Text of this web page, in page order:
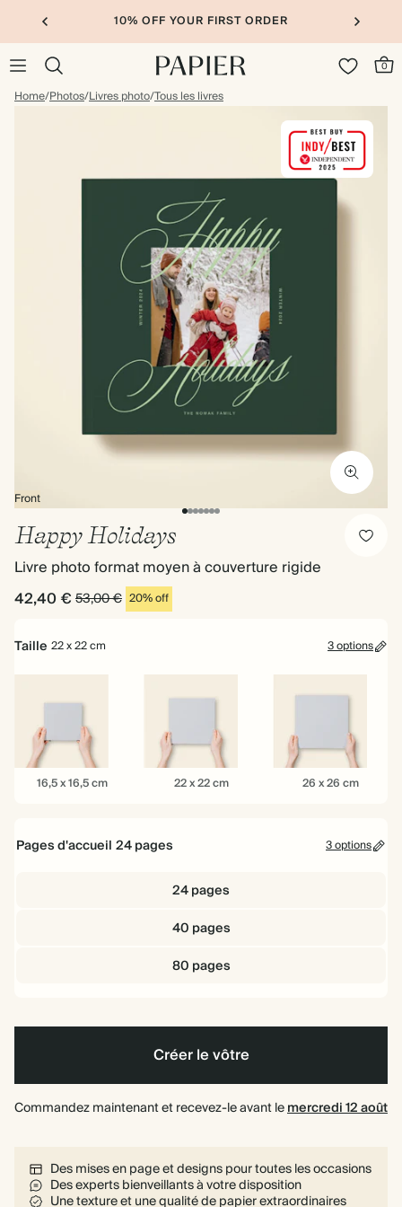
10% OFF YOUR FIRST ORDER
0
Home/Photos/Livres photo/Tous les livres
Front
Happy Holidays
Livre photo format moyen à couverture rigide
42,40 € 53,00 € 20% off
Taille 22 x 22 cm 3 options
16,516,5 x 16,5 cm 22 22 x 22 cm 26 26 x 26 cm
Pages d'accueil 24pages 3 options
24 pages
40 pages
80 pages
Créer le vôtre
Commandez maintenant et recevez-le avant lemercredi 12 août
Des mises en page et designs pour toutes les occasions
Des experts bienveillants à votre disposition
Une texture et une qualité de papier extraordinaires